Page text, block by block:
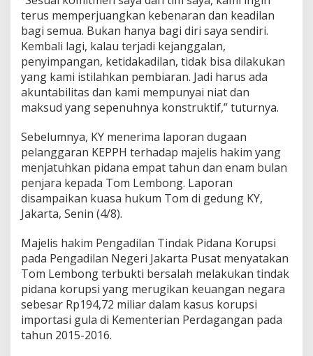
terus memperjuangkan kebenaran dan keadilan
bagi semua. Bukan hanya bagi diri saya sendiri.
Kembali lagi, kalau terjadi kejanggalan,
penyimpangan, ketidakadilan, tidak bisa dilakukan
yang kami istilahkan pembiaran. Jadi harus ada
akuntabilitas dan kami mempunyai niat dan
maksud yang sepenuhnya konstruktif,” tuturnya.
Sebelumnya, KY menerima laporan dugaan
pelanggaran KEPPH terhadap majelis hakim yang
menjatuhkan pidana empat tahun dan enam bulan
penjara kepada Tom Lembong. Laporan
disampaikan kuasa hukum Tom di gedung KY,
Jakarta, Senin (4/8).
Majelis hakim Pengadilan Tindak Pidana Korupsi
pada Pengadilan Negeri Jakarta Pusat menyatakan
Tom Lembong terbukti bersalah melakukan tindak
pidana korupsi yang merugikan keuangan negara
sebesar Rp194,72 miliar dalam kasus korupsi
importasi gula di Kementerian Perdagangan pada
tahun 2015-2016.